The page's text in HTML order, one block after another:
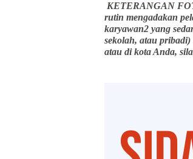
KETERANGAN
rutin mengadakan
karyawan2 yang
sekolah, atau
atau di kota Anda,